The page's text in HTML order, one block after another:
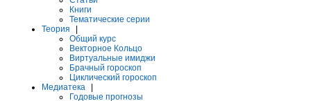
Книги
Тематические серии
Теория
Общий курс
Векторное Кольцо
Виртуальные имиджи
Брачный гороскоп
Циклический гороскоп
Медиатека
Годовые прогнозы